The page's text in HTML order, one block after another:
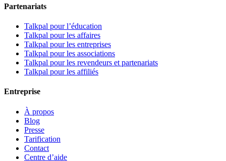
Partenariats
Talkpal pour l’éducation
Talkpal pour les affaires
Talkpal pour les entreprises
Talkpal pour les associations
Talkpal pour les revendeurs et partenariats
Talkpal pour les affiliés
Entreprise
À propos
Blog
Presse
Tarification
Contact
Centre d’aide